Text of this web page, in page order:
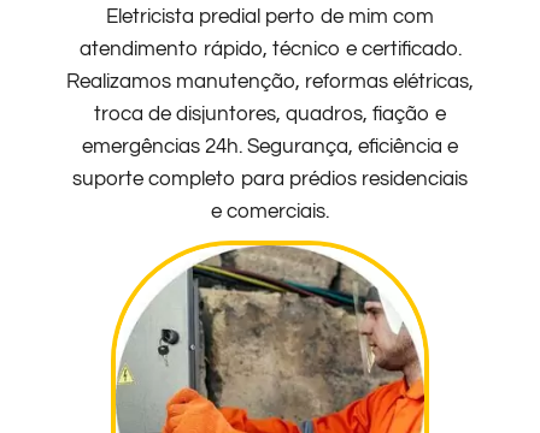
Eletricista predial perto de mim com
atendimento rápido, técnico e certificado.
Realizamos manutenção, reformas elétricas,
troca de disjuntores, quadros, fiação e
emergências 24h. Segurança, eficiência e
suporte completo para prédios residenciais
e comerciais.